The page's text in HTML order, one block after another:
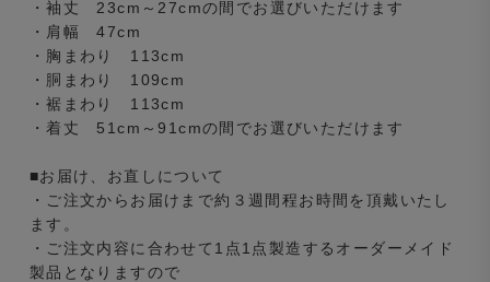
・袖丈 23cm～27cmの間でお選びいただけます
・肩幅 47cm
・胸まわり 113cm
・胴まわり 109cm
・裾まわり 113cm
・着丈 51cm～91cmの間でお選びいただけます
■お届け、お直しについて
・ご注文からお届けまで約３週間程お時間を頂戴いたし
ます。
・ご注文内容に合わせて1点1点製造するオーダーメイド
製品となりますので